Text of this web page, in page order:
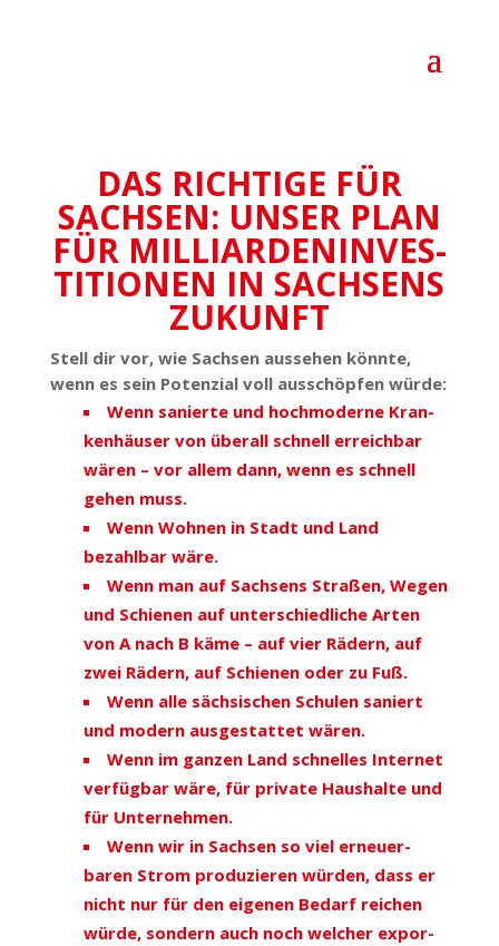
DAS RICHTIGE FÜR
SACHSEN: UNSER PLAN
FÜR MILLI­AR­DEN­IN­VES­
TI­TIONEN IN SACHSENS
ZUKUNFT
Stell dir vor, wie Sachsen aussehen könnte,
wenn es sein Potenzial voll ausschöpfen würde:
Wenn sanierte und hoch­mo­derne Kran­
ken­häuser von überall schnell erreichbar
wären – vor allem dann, wenn es schnell
gehen muss.
Wenn Wohnen in Stadt und Land
bezahlbar wäre.
Wenn man auf Sachsens Straßen, Wegen
und Schienen auf unter­schied­liche Arten
von A nach B käme – auf vier Rädern, auf
zwei Rädern, auf Schienen oder zu Fuß.
Wenn alle säch­si­schen Schulen saniert
und modern ausge­stattet wären.
Wenn im ganzen Land schnelles Internet
verfügbar wäre, für private Haus­halte und
für Unter­nehmen.
Wenn wir in Sachsen so viel erneu­er­
baren Strom produ­zieren würden, dass er
nicht nur für den eigenen Bedarf reichen
würde, sondern auch noch welcher expor­